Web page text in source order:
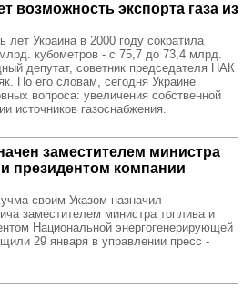
возможность экспорта газа из
лет Украина в 2000 году сократила
кубометров - с 75,7 до 73,4 млрд.
депутат, советник председателя НАК
По его словам, сегодня Украине
вопроса: увеличения собственной
источников газоснабжения.
заместителем министра
президентом компании
своим Указом назначил
заместителем министра топлива и
Национальной энергогенерирующей
29 января в управлении пресс -